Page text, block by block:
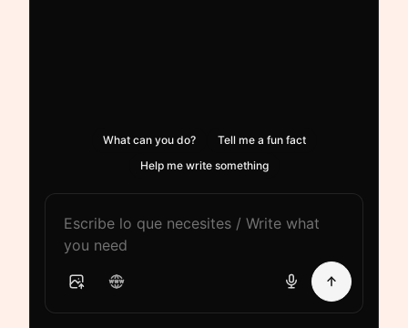
What can you do?
Tell me a fun fact
Help me write something